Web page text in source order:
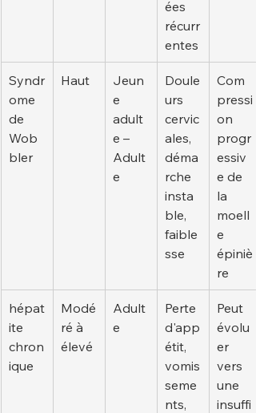
ées
récurr
entes
Syndr
ome
de
Wob
bler
Haut
Jeun
e
adult
e –
Adult
e
Doule
urs
cervic
ales,
déma
rche
insta
ble,
faible
sse
Com
pressi
on
progr
essiv
e de
la
moell
e
épiniè
re
hépat
ite
chron
ique
Modé
ré à
élevé
Adult
e
Perte
d'app
étit,
vomis
seme
nts,
Peut
évolu
er
vers
une
insuffi